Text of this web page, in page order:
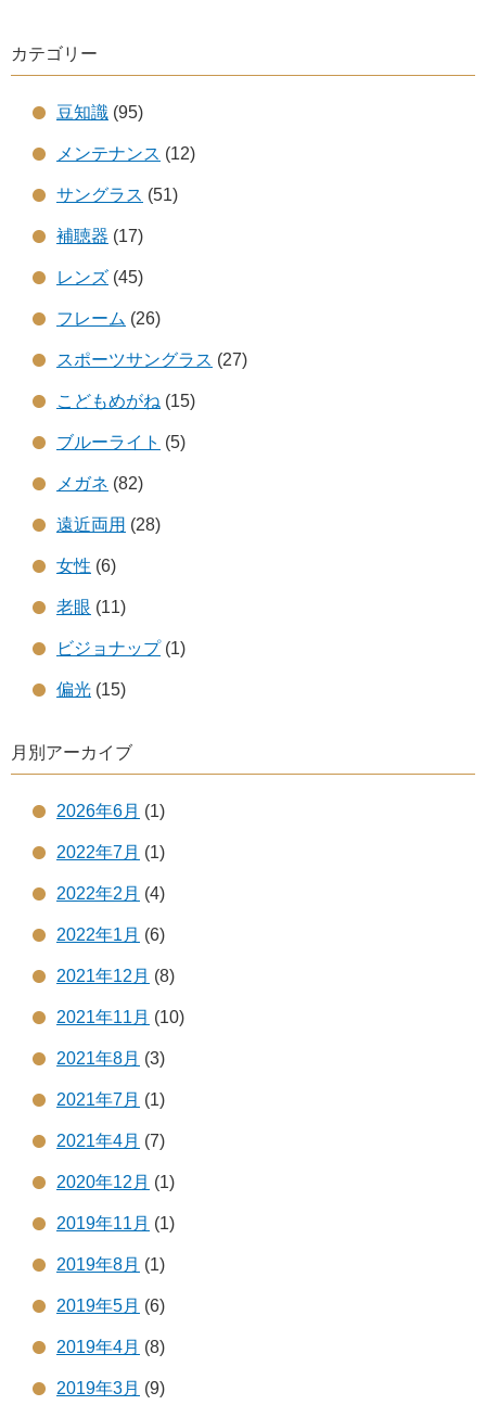
カテゴリー
豆知識 (95)
メンテナンス (12)
サングラス (51)
補聴器 (17)
レンズ (45)
フレーム (26)
スポーツサングラス (27)
こどもめがね (15)
ブルーライト (5)
メガネ (82)
遠近両用 (28)
女性 (6)
老眼 (11)
ビジョナップ(1)
偏光 (15)
月別アーカイブ
2026年6月 (1)
2022年7月 (1)
2022年2月 (4)
2022年1月 (6)
2021年12月 (8)
2021年11月 (10)
2021年8月 (3)
2021年7月 (1)
2021年4月 (7)
2020年12月 (1)
2019年11月 (1)
2019年8月 (1)
2019年5月 (6)
2019年4月 (8)
2019年3月 (9)